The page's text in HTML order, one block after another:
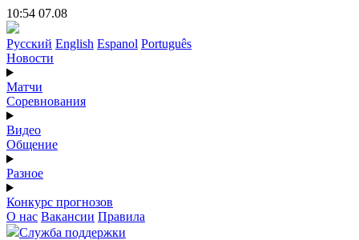
10:54 07.08
Русский English Espanol Português
Новости
Матчи
Соревнования
Видео
Общение
Разное
Конкурс прогнозов
О нас Вакансии Правила
Служба поддержки